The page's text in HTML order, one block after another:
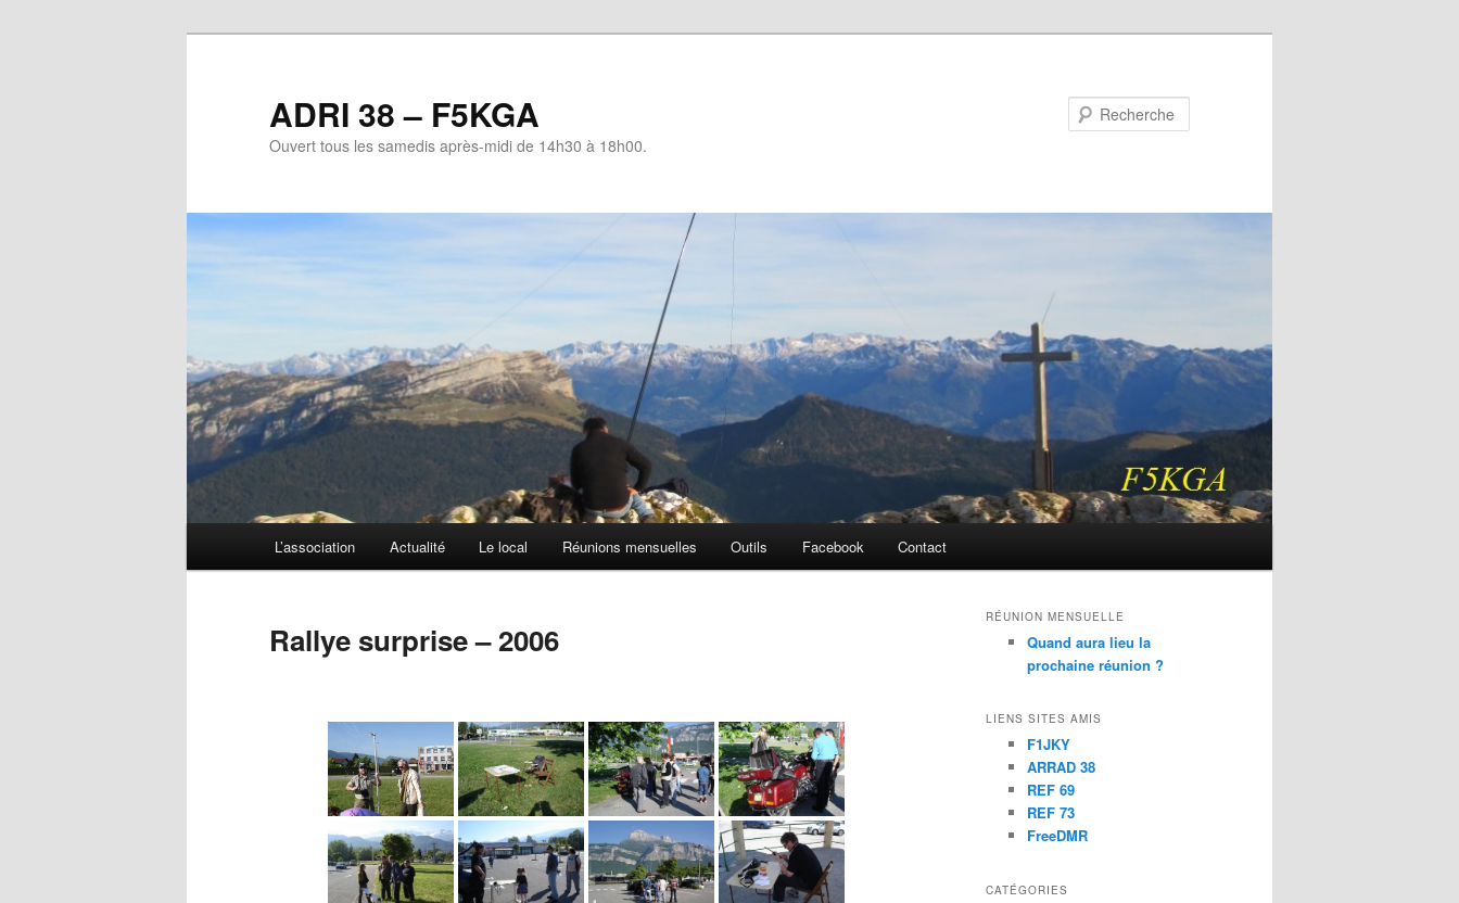
ADRI 38 – F5KGA
Ouvert tous les samedis après-midi de 14h30 à 18h00.
L’association Actualité Le local Réunions mensuelles Outils Facebook Contact
Rallye surprise – 2006
RÉUNION MENSUELLE
Quand aura lieu la
prochaine réunion ?
LIENS SITES AMIS
F1JKY
ARRAD 38
REF 69
REF 73
FreeDMR
CATÉGORIES